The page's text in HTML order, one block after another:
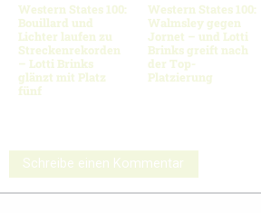
Western States 100:
Bouillard und
Lichter laufen zu
Streckenrekorden
– Lotti Brinks
glänzt mit Platz
fünf
Western States 100:
Walmsley gegen
Jornet – und Lotti
Brinks greift nach
der Top-
Platzierung
Schreibe einen Kommentar